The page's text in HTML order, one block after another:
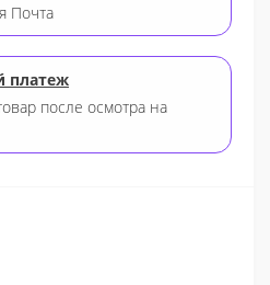
Почта
платеж
после осмотра на